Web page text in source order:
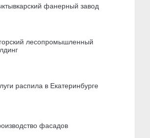
фанерный завод
лесопромышленный
распила в Екатеринбурге
фасадов